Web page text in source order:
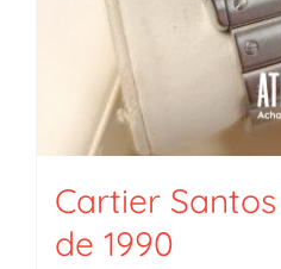
Cartier
de 1990